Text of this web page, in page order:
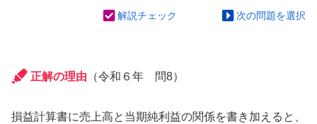
解説チェック 次の問題を選択
正解の理由 （令和６年 問8）
損益計算書に売上高と当期純利益の関係を書き加えると、